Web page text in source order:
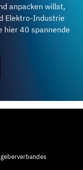
anpacken willst,
Elektro-Industrie
hier 40 spannende